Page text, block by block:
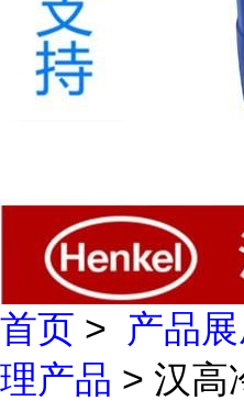
首页 > 产品
理产品 > 汉高